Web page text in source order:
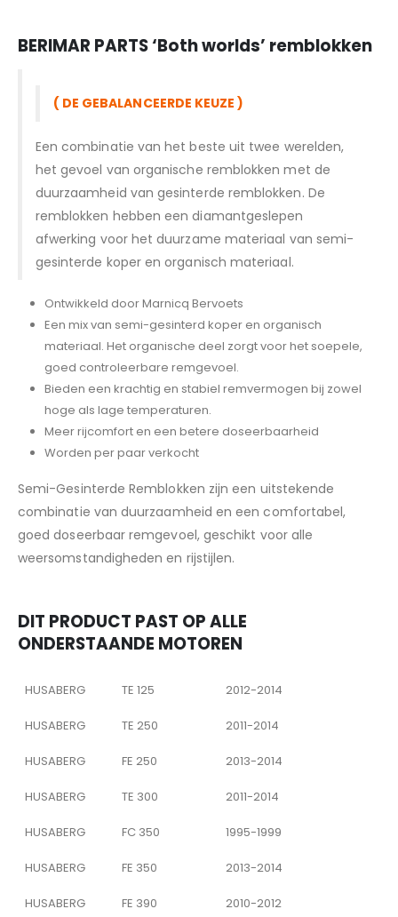
BERIMAR PARTS‘Both worlds’ remblokken
( DE GEBALANCEERDE KEUZE )
Een combinatie van het beste uit twee werelden,
het gevoel van organische remblokken met de
duurzaamheid van gesinterde remblokken. De
remblokken hebben een diamantgeslepen
afwerking voor het duurzame materiaal van semi-
gesinterde koper en organisch materiaal.
Ontwikkeld door Marnicq Bervoets
Een mix van semi-gesinterd koper en organisch
materiaal. Het organische deel zorgt voor het soepele,
goed controleerbare remgevoel.
Bieden een krachtig en stabiel remvermogen bij zowel
hoge als lage temperaturen.
Meer rijcomfort en een betere doseerbaarheid
Worden per paar verkocht
Semi-Gesinterde Remblokken zijn een uitstekende
combinatie van duurzaamheid en een comfortabel,
goed doseerbaar remgevoel, geschikt voor alle
weersomstandigheden en rijstijlen.
DIT PRODUCT PAST OP ALLE
ONDERSTAANDE MOTOREN
HUSABERG TE 125 2012-2014
HUSABERG TE 250 2011-2014
HUSABERG FE 250 2013-2014
HUSABERG TE 300 2011-2014
HUSABERG FC 350 1995-1999
HUSABERG FE 350 2013-2014
HUSABERG FE 390 2010-2012